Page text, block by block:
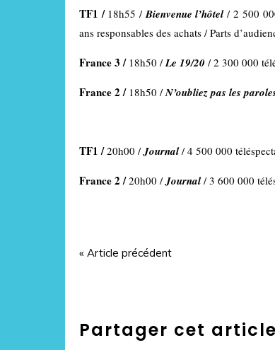
TF1 / 18h55 /Bienvenue l’hôtel/ 2 500
ans responsables des achats / Parts
France 3 / 18h50 /Le 19/20 / 2 300 000
France 2 / 18h50 /N’oubliez pas les
TF1 /20h00 /Journal/ 4 500 000
France 2 /20h00 /Journal/ 3 600 000
« Article précédent
Partager cet article